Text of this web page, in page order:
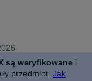
są weryfikowane i
przedmiot. Jak